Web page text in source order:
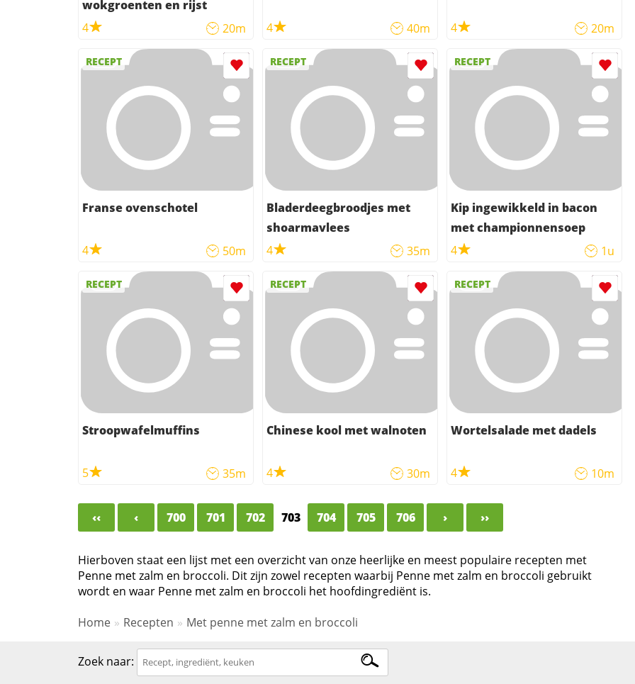
wokgroenten en rijst
4
20m 4 40m 4 20m
RECEPT
Franse ovenschotel
4 50m
RECEPT
Bladerdeegbroodjes met
shoarmavlees
4
35m
RECEPT
Kip ingewikkeld in bacon
met championnensoep
4
1u
RECEPT
Stroopwafelmuffins
5 35m
RECEPT
Chinese kool met walnoten
4 30m
RECEPT
Wortelsalade met dadels
4 10m
‹‹ ‹ 700 701 702 703 704 705 706 › ››
Hierboven staat een lijst met een overzicht van onze heerlijke en meest populaire recepten met
Penne met zalm en broccoli. Dit zijn zowel recepten waarbij Penne met zalm en broccoli gebruikt
wordt en waar Penne met zalm en broccoli het hoofdingrediënt is.
Home
Recepten Met penne met zalm en broccoli
Zoek naar: